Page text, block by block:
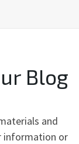
Blog
and
information or